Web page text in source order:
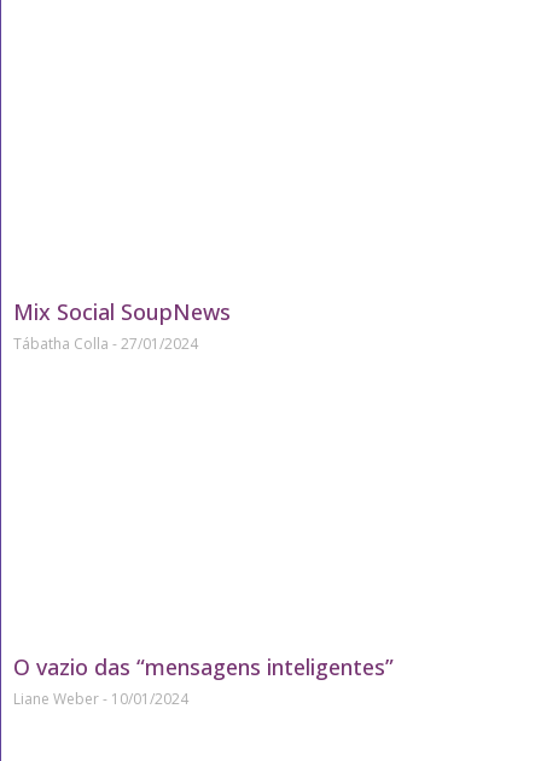
Mix Social SoupNews
Tábatha Colla 27/01/2024
O vazio das “mensagens inteligentes”
Liane Weber 10/01/2024